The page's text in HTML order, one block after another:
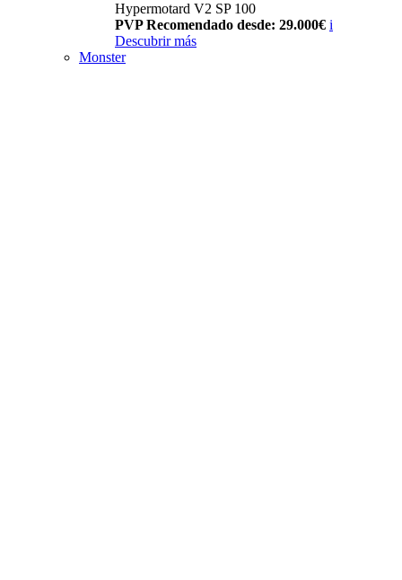
Hypermotard V2 SP 100
PVP Recomendado desde: 29.000€ i
Descubrir más
Monster